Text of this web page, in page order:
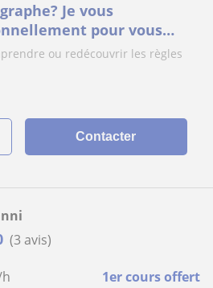
Je vous
pour vous
ou redécouvrir les règles
Contacter
1er cours offert
(3 avis)